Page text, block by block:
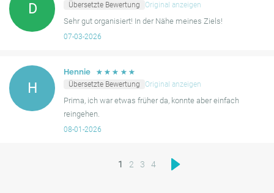
D
Übersetzte Bewertung
Original anzeigen
Sehr gut organisiert! In der Nähe meines Ziels!
07-03-2026
H
Hennie ☆ ☆ ☆ ☆ ☆
Übersetzte Bewertung
Original anzeigen
Prima, ich war etwas früher da, konnte aber einfach
reingehen.
08-01-2026
1 2 3 4